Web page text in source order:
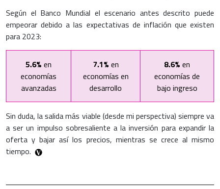
Según el Banco Mundial el escenario antes descrito puede
empeorar debido a las expectativas de inflación que existen
para 2023:
5.6% en
economías
avanzadas
7.1% en
economías en
desarrollo
8.6% en
economías de
bajo ingreso
Sin duda, la salida más viable (desde mi perspectiva) siempre va
a ser un impulso sobresaliente a la inversión para expandir la
oferta y bajar así los precios, mientras se crece al mismo
tiempo.